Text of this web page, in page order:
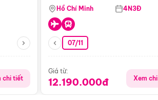
chi tiết
Penglipuran
Hồ Chí Minh 4N3Đ
07/11
Giá từ:
12.190.000đ Xem